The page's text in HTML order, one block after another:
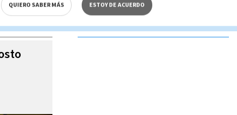
QUIERO SABER MÁS ESTOY DE ACUERDO